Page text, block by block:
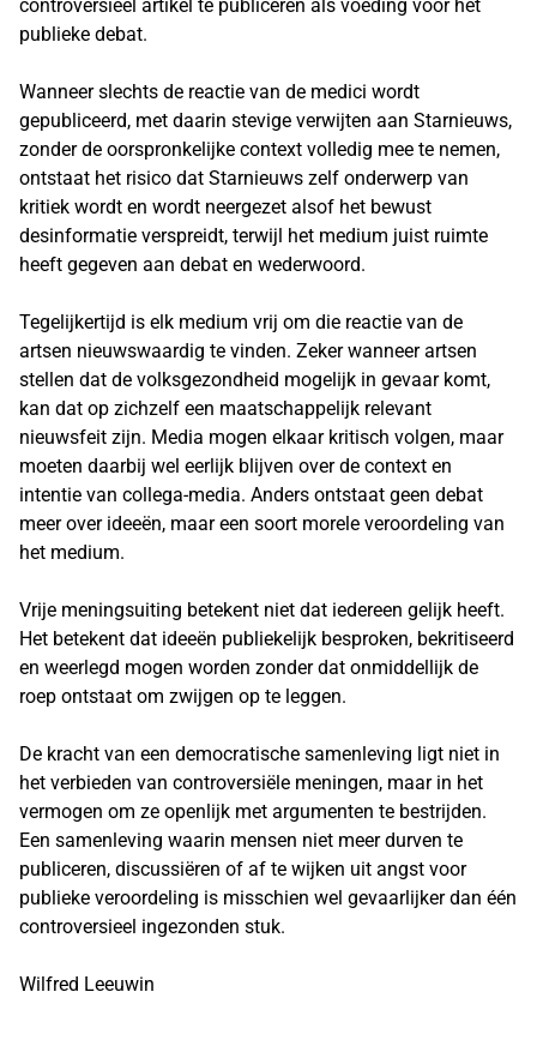
controversieel artikel te publiceren als voeding voor het
publieke debat.
Wanneer slechts de reactie van de medici wordt
gepubliceerd, met daarin stevige verwijten aan Starnieuws,
zonder de oorspronkelijke context volledig mee te nemen,
ontstaat het risico dat Starnieuws zelf onderwerp van
kritiek wordt en wordt neergezet alsof het bewust
desinformatie verspreidt, terwijl het medium juist ruimte
heeft gegeven aan debat en wederwoord.
Tegelijkertijd is elk medium vrij om die reactie van de
artsen nieuwswaardig te vinden. Zeker wanneer artsen
stellen dat de volksgezondheid mogelijk in gevaar komt,
kan dat op zichzelf een maatschappelijk relevant
nieuwsfeit zijn. Media mogen elkaar kritisch volgen, maar
moeten daarbij wel eerlijk blijven over de context en
intentie van collega-media. Anders ontstaat geen debat
meer over ideeën, maar een soort morele veroordeling van
het medium.
Vrije meningsuiting betekent niet dat iedereen gelijk heeft.
Het betekent dat ideeën publiekelijk besproken, bekritiseerd
en weerlegd mogen worden zonder dat onmiddellijk de
roep ontstaat om zwijgen op te leggen.
De kracht van een democratische samenleving ligt niet in
het verbieden van controversiële meningen, maar in het
vermogen om ze openlijk met argumenten te bestrijden.
Een samenleving waarin mensen niet meer durven te
publiceren, discussiëren of af te wijken uit angst voor
publieke veroordeling is misschien wel gevaarlijker dan één
controversieel ingezonden stuk.
Wilfred Leeuwin